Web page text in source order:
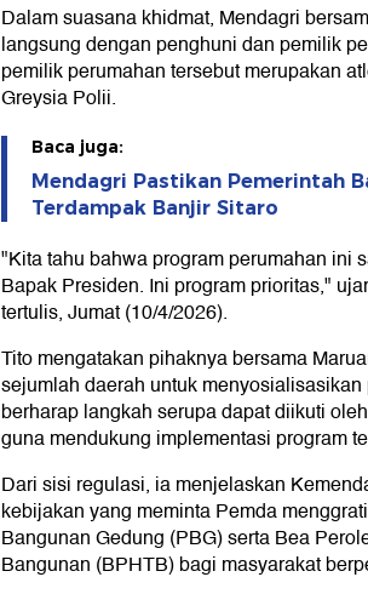
Dalam suasana khidmat, Mendagri
langsung dengan penghuni dan pemilik
pemilik perumahan tersebut merupakan
Greysia Polii.
Baca juga:
Mendagri Pastikan Pemerintah
Terdampak Banjir Sitaro
"Kita tahu bahwa program perumahan ini
Bapak Presiden. Ini program prioritas,"
tertulis, Jumat (10/4/2026).
Tito mengatakan pihaknya bersama
sejumlah daerah untuk
berharap langkah serupa dapat diikuti
guna mendukung implementasi program
Dari sisi regulasi, ia menjelaskan
kebijakan yang meminta Pemda
Bangunan Gedung (PBG) serta Bea
Bangunan (BPHTB) bagi masyarakat